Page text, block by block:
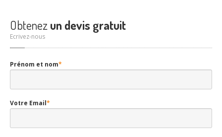
Obtenezun devis gratuit
Ecrivez-nous
Prénom et nom*
Votre Email*